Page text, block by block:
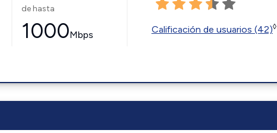
de hasta
1000Mbps Calificación de usuarios (42)◊